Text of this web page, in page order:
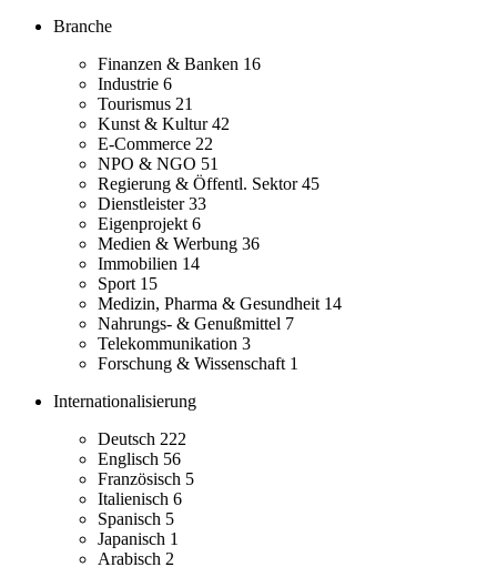
Branche
Finanzen & Banken 16
Industrie 6
Tourismus 21
Kunst & Kultur42
E-Commerce 22
NPO & NGO 51
Regierung & Öffentl. Sektor45
Dienstleister33
Eigenprojekt 6
Medien & Werbung 36
Immobilien 14
Sport 15
Medizin, Pharma & Gesundheit 14
Nahrungs- & Genußmittel 7
Telekommunikation 3
Forschung & Wissenschaft 1
Internationalisierung
Deutsch 222
Englisch 56
Französisch 5
Italienisch 6
Spanisch 5
Japanisch 1
Arabisch 2